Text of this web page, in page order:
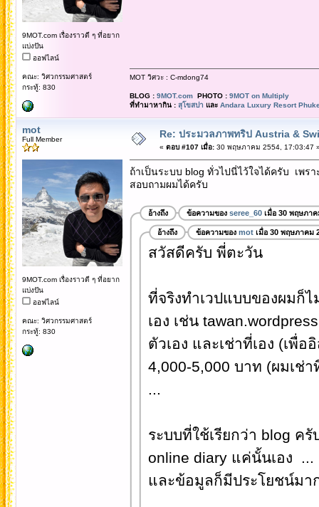
9MOT.com เรื่องราวดี ๆ ที่อยาก
แบ่งปัน
ออฟไลน์
คณะ: วิศวกรรมศาสตร์
กระทู้: 830
MOT วิศวะ : C-mdong74
BLOG : 9MOT.comPHOTO : 9MOT on Multiply
ที่ทำมาหากิน : สุโขสปา และ Andara Luxury Resort
mot
Full Member
9MOT.com เรื่องราวดี ๆ ที่อยาก
แบ่งปัน
ออฟไลน์
คณะ: วิศวกรรมศาสตร์
กระทู้: 830
Re: ประมวลภาพทริป Austria &
« ตอบ #107 เมื่อ:30 พฤษภาคม 2554, 17:03:47
ถ้าเป็นระบบ blog ทั่วไปนี่ไว้ใจได้ครับ เพร
สอบถามผมได้ครับ
อ้างถึง ข้อความของ seree_60เมื่อ 30 พฤษภาค
อ้างถึง ข้อความของ motเมื่อ 30 พฤษภาคม
สวัสดีครับ พี่ตะวัน
ที่จริงทำเวปแบบของผมก็
เอง เช่น
ตัวเอง และเช่าที่เอง (เพื่
4,000-5,000 บาท (ผมเ
...
ระบบที่ใช้เรียกว่า blog ค
online diary แค่นั้นเอง
และข้อมูลก็มีประโยชน์มา